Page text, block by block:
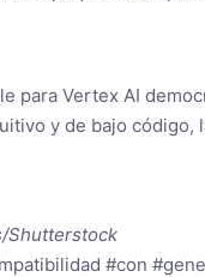
para Vertex AI
y de bajo
Shutterstock
#con